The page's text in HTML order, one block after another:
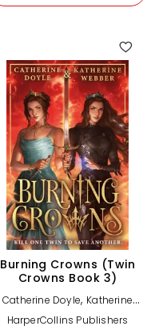
Burning Crowns (Twin
Crowns Book 3)
Catherine Doyle, Katherine
Webber
HarperCollins Publishers